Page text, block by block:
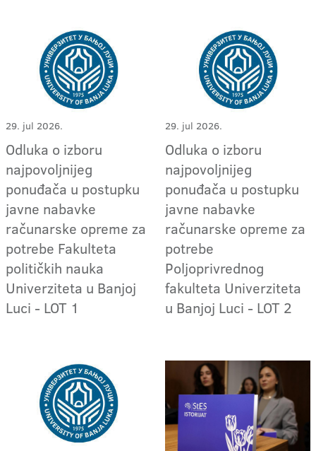
29. jul 2026.
Odluka o izboru
najpovoljnijeg
ponuđača u postupku
javne nabavke
računarske opreme za
potrebe Fakulteta
političkih nauka
Univerziteta u Banjoj
Luci - LOT 1
29. jul 2026.
Odluka o izboru
najpovoljnijeg
ponuđača u postupku
javne nabavke
računarske opreme za
potrebe
Poljoprivrednog
fakulteta Univerziteta
u Banjoj Luci - LOT 2